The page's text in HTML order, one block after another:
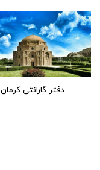
دفتر گارانتی کرمان